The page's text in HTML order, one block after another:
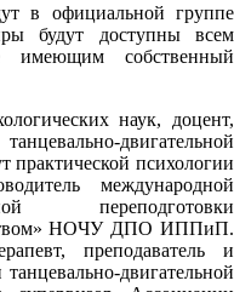
в официальной группе
будут доступны всем
имеющим собственный
наук, доцент,
двигательной
психологии
международной
переподготовки
НОЧУ ДПО ИППиП.
преподаватель и
двигательной